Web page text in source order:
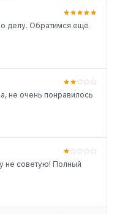
делу. Обратимся ещё
не очень понравилось
не советую! Полный